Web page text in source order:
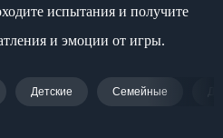
испытания и получите
и эмоции от игры.
Детские Семейные